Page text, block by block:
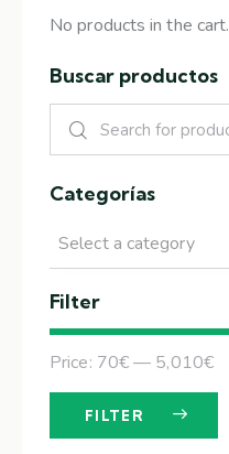
No products in the cart.
Buscar productos
Categorías
Select a category
Filter
FILTER
Price: 70€— 5,010€